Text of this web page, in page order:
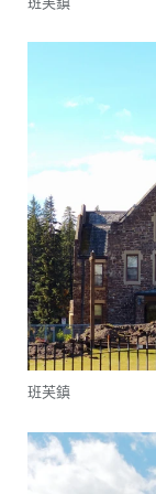
班芙鎮